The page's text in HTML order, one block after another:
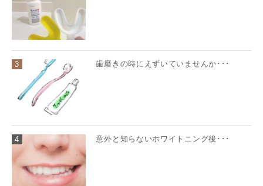
3 歯磨きの時にえずいていませんか･･･
4 意外と知らないホワイトニング後･･･